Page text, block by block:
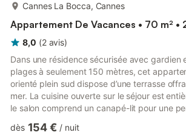
Cannes La Bocca, Cannes
Appartement De Vacances • 70 m² •
8,0 (2 avis)
Dans une résidence sécurisée avec gardien
plages à seulement 150 mètres, cet
orienté plein sud dispose d’une terrasse
mer. La cuisine ouverte sur le séjour est
le salon comprend un canapé-lit pour une
d’un lit d’appoint individuel, tandis qu’une
dès 154 € / nuit